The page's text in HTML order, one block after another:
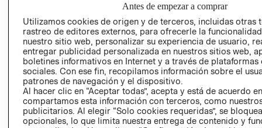
PRENSA
RELACIÓN CON
INVERSIONISTAS
POLÍTICA
EMPRESARIAL
- RETIRO EN
TIENDA
TÉRMINOS Y
CONDICIONES
PRIVACIDAD
GIFT CARD
Antes de empezar a comprar
Utilizamos cookies de origen y de terceros, incluidas otras
rastreo de editores externos, para ofrecerle la
nuestro sitio web, personalizar su experiencia de usuario,
entregar publicidad personalizada en nuestros sitios web,
boletines informativos en Internet y a través de plataformas
sociales. Con ese fin, recopilamos información sobre el
patrones de navegación y el dispositivo.
Al hacer clic en “Aceptar todas”, acepta y está de acuerdo
compartamos esta información con terceros, como
publicitarios. Al elegir “Solo cookies requeridas”, se
opcionales, lo que limita nuestra entrega de contenido y